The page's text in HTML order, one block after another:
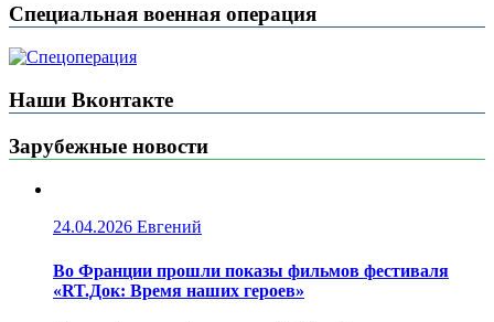
Специальная военная операция
Наши Вконтакте
Зарубежные новости
24.04.2026 Евгений
Во Франции прошли показы фильмов фестиваля
«RT.Док: Время наших героев»